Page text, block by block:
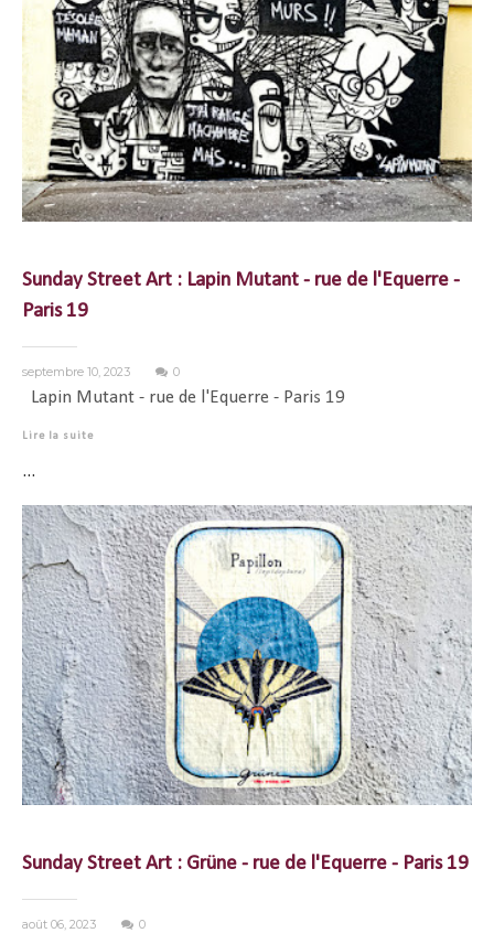
Sunday Street Art : Lapin Mutant - rue de l'Equerre -
Paris 19
septembre 10, 2023 0
Lapin Mutant - rue de l'Equerre - Paris 19
Lire la suite
...
Sunday Street Art : Grüne - rue de l'Equerre - Paris 19
août 06, 2023 0